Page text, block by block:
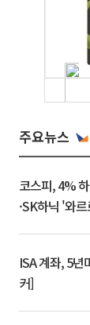
주요뉴스
코스피, 4%
·SK하닉 '와
ISA 계좌, 5년
커]